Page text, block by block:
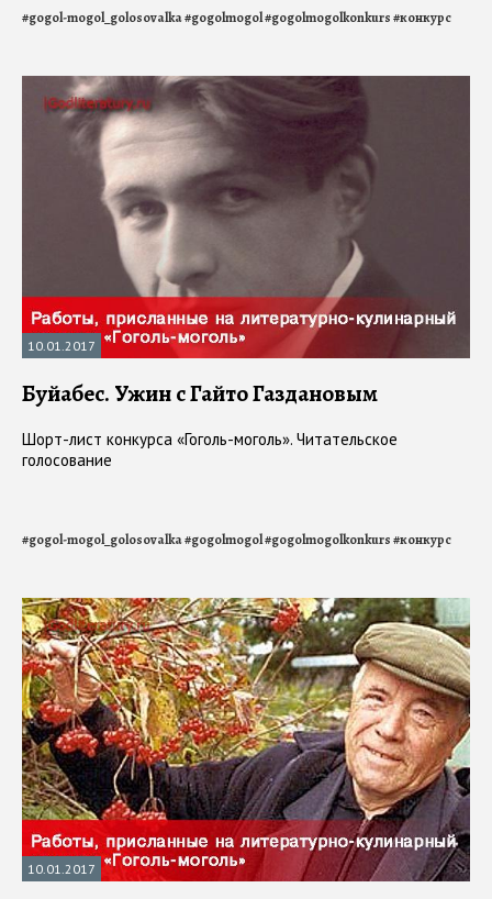
#gogol-mogol_golosovalka#gogolmogol#gogolmogolkonkurs#конкурс
10.01.2017
Буйабес. Ужин с Гайто Газдановым
Шорт-лист конкурса «Гоголь-моголь». Читательское
голосование
#gogol-mogol_golosovalka#gogolmogol#gogolmogolkonkurs#конкурс
10.01.2017